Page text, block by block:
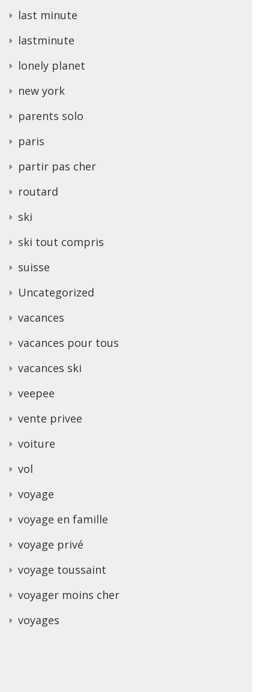
last minute
lastminute
lonely planet
new york
parents solo
paris
partir pas cher
routard
ski
ski tout compris
suisse
Uncategorized
vacances
vacances pour tous
vacances ski
veepee
vente privee
voiture
vol
voyage
voyage en famille
voyage privé
voyage toussaint
voyager moins cher
voyages